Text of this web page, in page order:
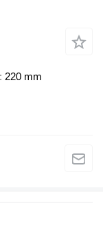
220 mm